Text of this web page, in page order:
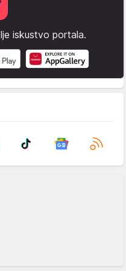
iskustvo portala.